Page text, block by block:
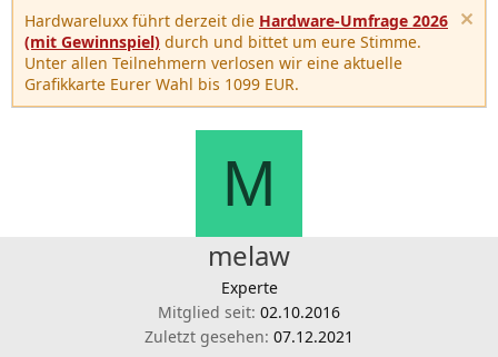
Hardwareluxx führt derzeit die Hardware-Umfrage 2026
(mit Gewinnspiel) durch und bittet um eure Stimme.
Unter allen Teilnehmern verlosen wir eine aktuelle
Grafikkarte Eurer Wahl bis 1099 EUR.
M
melaw
Experte
Mitglied seit 02.10.2016
Zuletzt gesehen 07.12.2021